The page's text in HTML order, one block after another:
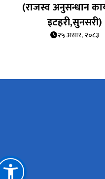
(राजस्व अनुसन्धान
इटहरी,सुनसरी)
२५ असार, २०८३